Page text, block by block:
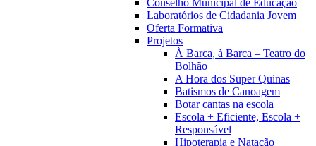
Laboratórios de Cidadania Jovem
Oferta Formativa
Projetos
À Barca, à Barca – Teatro do
Bolhão
A Hora dos Super Quinas
Batismos de Canoagem
Botar cantas na escola
Escola + Eficiente, Escola +
Responsável
Hipoterapia e Natação